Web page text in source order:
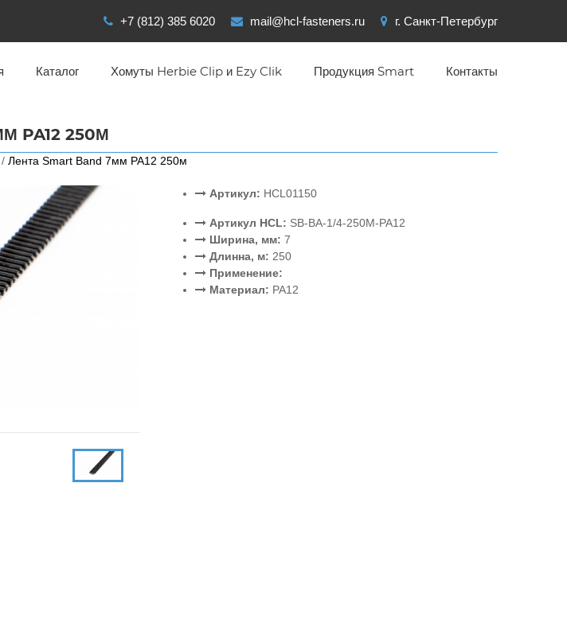
+7 (812) 385 6020 mail@hcl-fasteners.ru г. Санкт-Петербург
Каталог Хомуты Herbie Clip и Ezy Clik Продукция Smart Контакты
PA12 250М
/ Лента Smart Band 7мм PA12 250м
Артикул: HCL01150
Артикул HCL: SB-BA-1/4-250M-PA12
Ширина, мм: 7
Длинна, м: 250
Применение:
Материал: PA12